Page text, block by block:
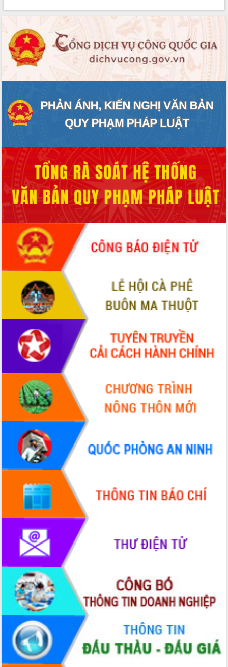
mặt Đoàn chuyên gia y tế TP. Hồ Chí
Lễ truy điệu và an táng hài cốt liệt sĩ
tại Nghĩa trang Liệt sĩ xã Sơn Hòa
Bàn giải pháp tháo gỡ khó khăn trong
xuất khẩu sầu riêng và triển khai quy
định EUDR
trường Nguyễn Hoàng Hiệp khảo sát
vùng trồng và doanh nghiệp đóng gói
sầu riêng tại Đắk Lắk
món ăn từ sầu riêng
Đắk Lắk công bố Quy hoạch và xúc
tiến đầu tư tỉnh
Ngành cá ngừ Đắk Lắk chủ động thích
ứng để giữ vững thị trường xuất khẩu
Diễn đàn Kinh tế tư nhân Việt Nam đột
phá cơ chế - Hợp tác công tư
Đề án 06 tạo bước ngoặt đột phá trong
cải cách hành chính tỉnh Đắk Lắk
Kết nối tour, đẩy mạnh chuyển đổi số
để phát triển du lịch Đắk Lắk
Khởi động Dự án Đầu tư xây dựng hạ
tầng kỹ thuật Cụm công nghiệp Tân
Gặp mặt các cơ quan báo chí nhân Kỷ
niệm 101 năm Ngày Báo chí Cách
mạng Việt Nam
Đắk Lắk sơ kết 4 năm triển khai thực
hiện Đề án 06 của Chính phủ
Họp báo thông tin về Hội nghị Công bố
Quy hoạch và Xúc tiến đầu tư tỉnh Đắk
Khơi thông điểm nghẽn, đẩy nhanh
giải ngân vốn khắc phục thiên tai
HĐND tỉnh thông qua điều chỉnh Quy
hoạch tỉnh thời kỳ 2021-2030
Hội thảo góp ý hồ sơ điều chỉnh quy
hoạch tỉnh Đắk Lắk thời kỳ 2021-2030,
tầm nhìn đến năm 2050
Nâng cao hiệu quả hoạt động của các
doanh nghiệp nhà nước
Hội nghị triển khai kết nối mạng
truyền số liệu chuyên dùng phục vụ cơ
quan Đảng, Nhà nước
Lễ phát động chuỗi hoạt động chung
tay làm sạch môi trường
Xã Ea Kar bước chuyển mình trong
công tác cải cách hành chính mô hình
UBND tỉnh họp báo định kỳ tháng 4
năm 2026
Hội thảo khoa học “Giải pháp thúc đẩy
phát triển nền kinh tế xanh tại tỉnh
Đắk Lắk”
Tăng cường giám sát, đôn đốc thực
hiện nhiệm vụ quản lý tài sản công
hàng tuần